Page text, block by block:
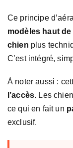
Ce principe
modèles haut de
chien plus
C’est intégré,
À noter aussi :
l’accès. Les
ce qui en fait un
exclusif.